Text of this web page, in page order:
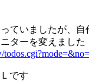
ていましたが、
ターを変えました
です